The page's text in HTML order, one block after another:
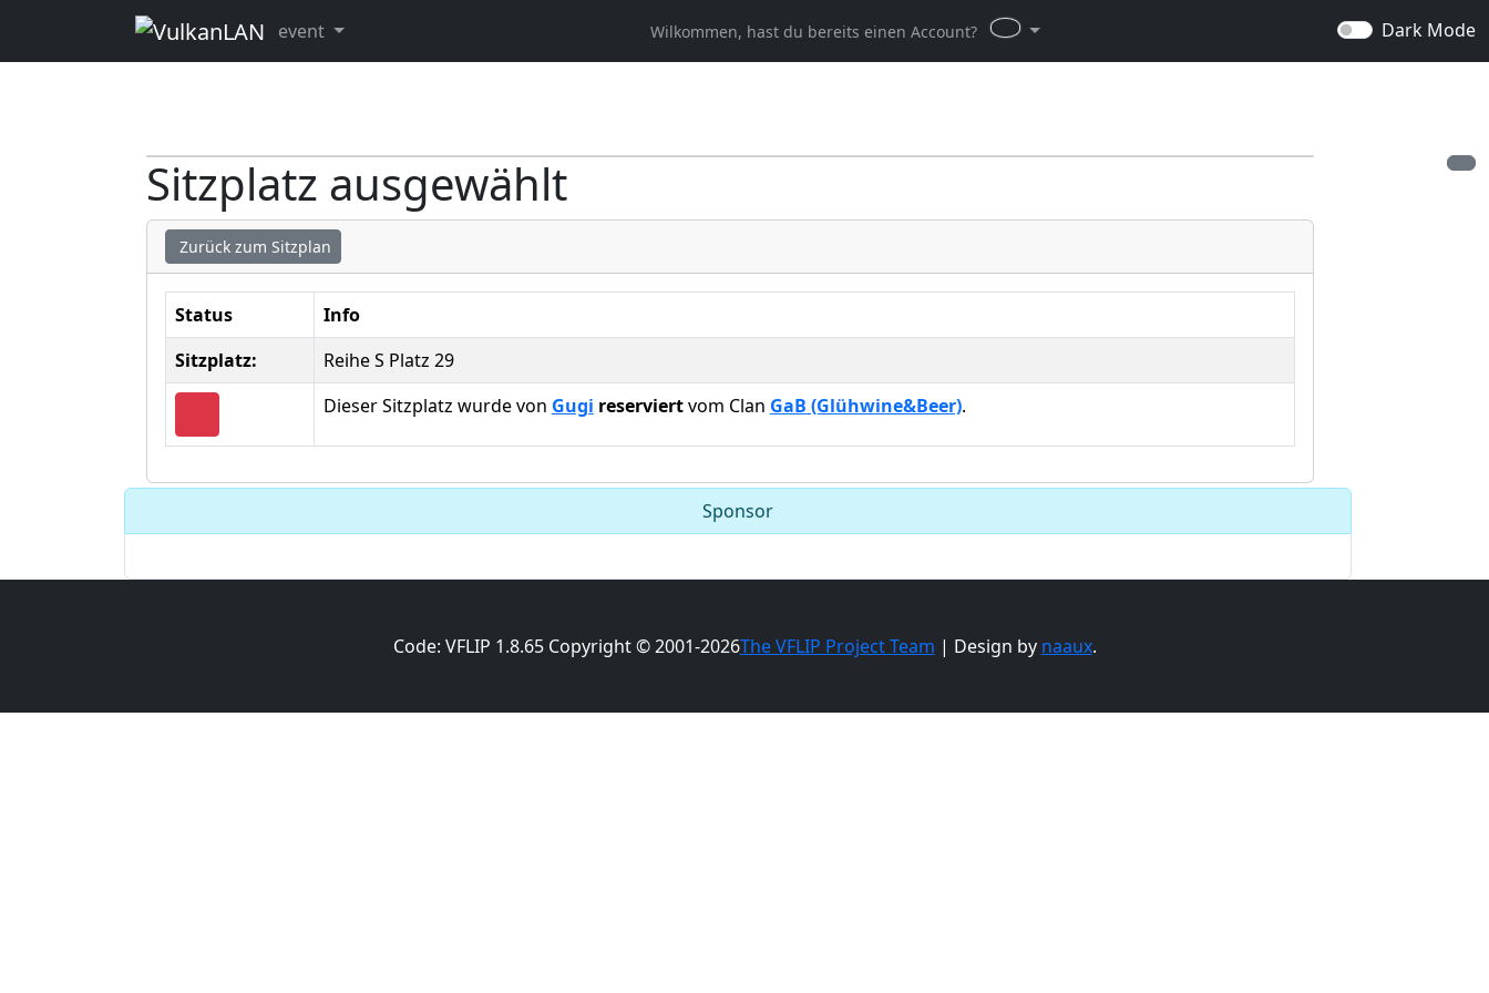
event Wilkommen, hast du bereits einen Account? Dark Mode
Sitzplatz ausgewählt
Zurück zum Sitzplan
Status
Info
Sitzplatz:
Reihe S Platz 29
Dieser Sitzplatz wurde von Gugi reserviertvom Clan GaB (Glühwine&Beer).
Sponsor
Code: VFLIP 1.8.65 Copyright © 2001-2026The VFLIP Project Team | Design by naaux.